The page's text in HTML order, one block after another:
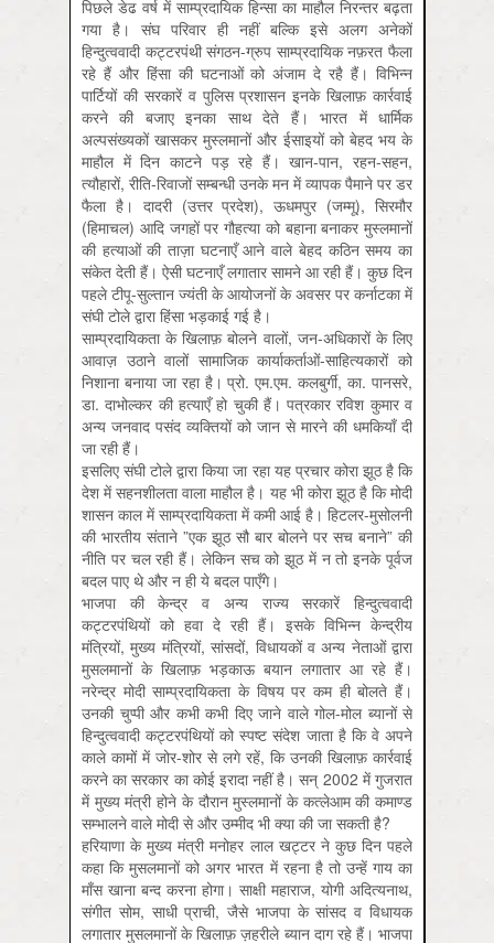
पिछले डेढ वर्ष में साम्प्रदायिक हिन्सा का माहौल निरन्तर बढ़ता
गया है। संघ परिवार ही नहीं बल्कि इसे अलग अनेकों
हिन्दुत्ववादी कट्टरपंथी संगठन-ग्रुप साम्प्रदायिक नफ़रत फैला
रहे हैं और हिंसा की घटनाओं को अंजाम दे रहै हैं। विभिन्न
पार्टियों की सरकारें व पुलिस प्रशासन इनके खिलाफ़ कार्रवाई
करने की बजाए इनका साथ देते हैं। भारत में धार्मिक
अल्पसंख्यकों खासकर मुस्लमानों और ईसाइयों को बेहद भय के
माहौल में दिन काटने पड़ रहे हैं। खान-पान, रहन-सहन,
त्यौहारों, रीति-रिवाजों सम्बन्धी उनके मन में व्यापक पैमाने पर डर
फैला है। दादरी (उत्तर प्रदेश), ऊधमपुर (जम्मू), सिरमौर
(हिमाचल) आदि जगहों पर गौहत्या को बहाना बनाकर मुस्लमानों
की हत्याओं की ताज़ा घटनाएँ आने वाले बेहद कठिन समय का
संकेत देती हैं। ऐसी घटनाएँ लगातार सामने आ रही हैं। कुछ दिन
पहले टीपू-सुल्तान ज्यंती के आयोजनों के अवसर पर कर्नाटका में
संघी टोले द्वारा हिंसा भड़काई गई है।
साम्प्रदायिकता के खिलाफ़ बोलने वालों, जन-अधिकारों के लिए
आवाज़ उठाने वालों सामाजिक कार्याकर्ताओं-साहित्यकारों को
निशाना बनाया जा रहा है। प्रो. एम.एम. कलबुर्गी, का. पानसरे,
डा. दाभोल्कर की हत्याएँ हो चुकी हैं। पत्रकार रविश कुमार व
अन्य जनवाद पसंद व्यक्तियों को जान से मारने की धमकियाँ दी
जा रही हैं।
इसलिए संघी टोले द्वारा किया जा रहा यह प्रचार कोरा झूठ है कि
देश में सहनशीलता वाला माहौल है। यह भी कोरा झूठ है कि मोदी
शासन काल में साम्प्रदायिकता में कमी आई है। हिटलर-मुसोलनी
की भारतीय संताने ”एक झूठ सौ बार बोलने पर सच बनाने” की
नीति पर चल रही हैं। लेकिन सच को झूठ में न तो इनके पूर्वज
बदल पाए थे और न ही ये बदल पाएँगे।
भाजपा की केन्द्र व अन्य राज्य सरकारें हिन्दुत्ववादी
कट्टरपंथियों को हवा दे रही हैं। इसके विभिन्न केन्द्रीय
मंत्रियों, मुख्य मंत्रियों, सांसदों, विधायकों व अन्य नेताओं द्वारा
मुसलमानों के खिलाफ़ भड़काऊ बयान लगातार आ रहे हैं।
नरेन्द्र मोदी साम्प्रदायिकता के विषय पर कम ही बोलते हैं।
उनकी चुप्पी और कभी कभी दिए जाने वाले गोल-मोल ब्यानों से
हिन्दुत्ववादी कट्टरपंथियों को स्पष्ट संदेश जाता है कि वे अपने
काले कामों में जोर-शोर से लगे रहें, कि उनकी खिलाफ़ कार्रवाई
करने का सरकार का कोई इरादा नहीं है। सन् 2002 में गुजरात
में मुख्य मंत्री होने के दौरान मुस्लमानों के कत्लेआम की कमाण्ड
सम्भालने वाले मोदी से और उम्मीद भी क्या की जा सकती है?
हरियाणा के मुख्य मंत्री मनोहर लाल खट्टर ने कुछ दिन पहले
कहा कि मुसलमानों को अगर भारत में रहना है तो उन्हें गाय का
माँस खाना बन्द करना होगा। साक्षी महाराज, योगी अदित्यनाथ,
संगीत सोम, साधी प्राची, जैसे भाजपा के सांसद व विधायक
लगातार मुसलमानों के खिलाफ़ ज़हरीले ब्यान दाग रहे हैं। भाजपा